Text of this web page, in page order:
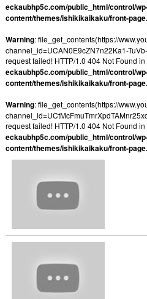
eckaubhp5c.com/public_html/control/
content/themes/ishikikaikaku/front-
Warning: file_get_contents(https://
channel_id=UCAN0E9cZN7n22Ka1-
request failed! HTTP/1.0 404 Not Found in
eckaubhp5c.com/public_html/control/
content/themes/ishikikaikaku/front-
Warning: file_get_contents(https://
request failed! HTTP/1.0 404 Not Found in
eckaubhp5c.com/public_html/control/
content/themes/ishikikaikaku/front-